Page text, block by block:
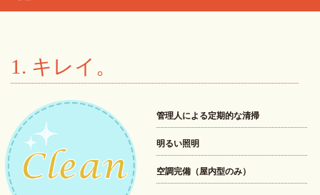
1. キレイ。
管理人による定期的な清掃
明るい照明
空調完備（屋内型のみ）